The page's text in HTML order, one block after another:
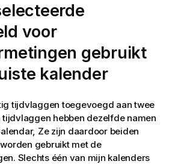
voor
gebruikt
kalender
tijdvlaggen toegevoegd aan twee
tijdvlaggen hebben dezelfde namen
, Ze zijn daardoor beiden
gebruikt met de
Slechts één van mijn kalenders